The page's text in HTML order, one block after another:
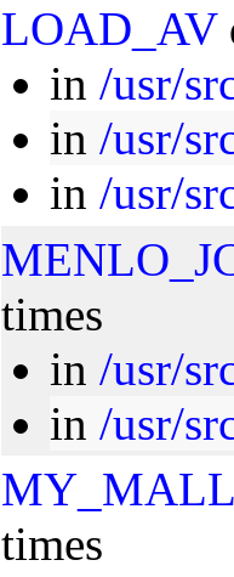
LOAD_AV
in /usr/
in /usr/
in /usr/
times
in /usr/
in /usr/
times